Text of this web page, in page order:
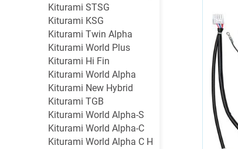
Kiturami STSG
Kiturami KSG
Kiturami Twin Alpha
Kiturami World Plus
Kiturami Hi Fin
Kiturami World Alpha
Kiturami New Hybrid
Kiturami TGB
Kiturami World Alpha-S
Kiturami World Alpha-C
Kiturami World Alpha C H